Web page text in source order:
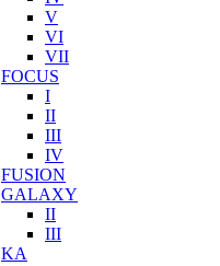
V
VI
VII
FOCUS
I
II
III
IV
FUSION
GALAXY
II
III
KA